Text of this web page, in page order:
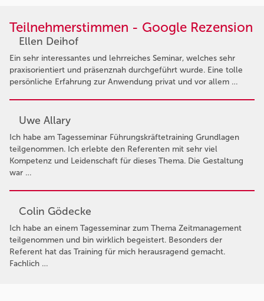
Teilnehmerstimmen - Google Rezension
Ellen Deihof
Ein sehr interessantes und lehrreiches Seminar, welches sehr
praxisorientiert und präsenznah durchgeführt wurde. Eine tolle
persönliche Erfahrung zur Anwendung privat und vor allem …
Uwe Allary
Ich habe am Tagesseminar Führungskräftetraining Grundlagen
teilgenommen. Ich erlebte den Referenten mit sehr viel
Kompetenz und Leidenschaft für dieses Thema. Die Gestaltung
war …
Colin Gödecke
Ich habe an einem Tagesseminar zum Thema Zeitmanagement
teilgenommen und bin wirklich begeistert. Besonders der
Referent hat das Training für mich herausragend gemacht.
Fachlich …